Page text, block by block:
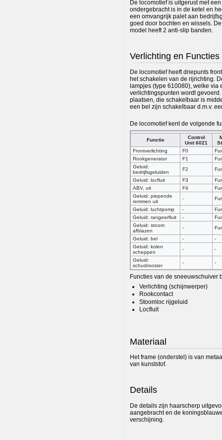
De locomotief is uitgerust met
ondergebracht is in de ketel en
een omvangrijk palet aan
goed door bochten en wissels.
model heeft 2 anti-slip banden.
Verlichting en Functies
De locomotief heeft driepunts
het schakelen van de rijrichting.
lampjes (type 610080), welke
verlichtingspunten wordt
plaatsen, die schakelbaar is
een bel zijn schakelbaar d.m.v.
De locomotief kent de volgende
Functie
Control
Unit 6021
Frontverlichting
F0
Rookgenerator
F1
Geluid:
bedrijfsgeluiden
F2
Geluid: locfluit
F3
ABV, uit
F4
Geluid: piepende
remmen uit
-
Geluid: luchtpomp
-
Geluid: rangeerfluit
-
Geluid: stoom
afblazen
-
Geluid: bel
-
-
Geluid: kolen
scheppen
-
-
Geluid:
schudrooster
- -
Functies van de sneeuwschuiver
Verlichting (schijnwerper)
Rookcontact
Stoomloc rijgeluid
Locfluit
Materiaal
Het frame (onderstel) is van
van kunststof.
Details
De details zijn haarscherp
aangebracht en de
verschijning.